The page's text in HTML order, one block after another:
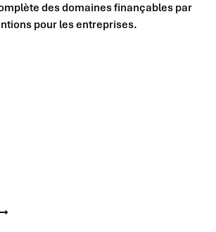
des domaines finançables par
pour les entreprises.